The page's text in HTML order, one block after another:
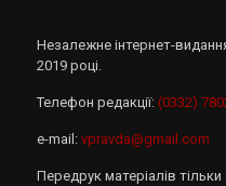
Незалежне інтернет-
2019 році.
Телефон редакції: (0332)
e-mail: vpravda@gmail.com
Передрук матеріалів